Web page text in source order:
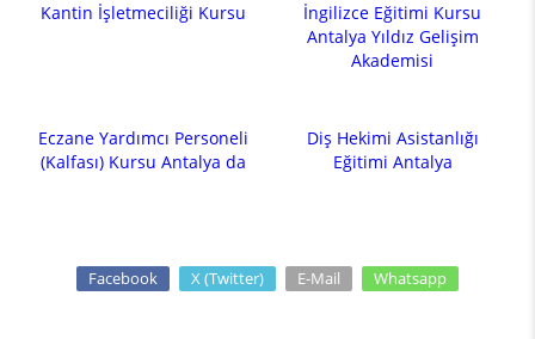
Kantin İşletmeciliği Kursu
İngilizce Eğitimi Kursu
Antalya Yıldız Gelişim
Akademisi
Eczane Yardımcı Personeli
(Kalfası) Kursu Antalya da
Diş Hekimi Asistanlığı
Eğitimi Antalya
Facebook X (Twitter) E-Mail Whatsapp